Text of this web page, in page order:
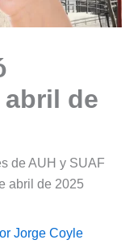
de
de AUH y SUAF
abril de 2025
Jorge Coyle